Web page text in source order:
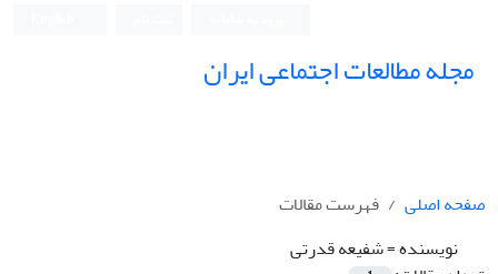
مجله مطالعات اجتماعی ایران
صفحه اصلی
فهرست مقالات
نویسنده =شفیعه قدرتی